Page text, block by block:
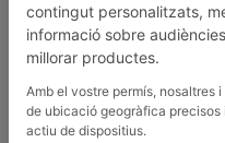
17/10/2025
contingut personalitzats,
informació sobre
millorar productes.
Amb el vostre permís, nosaltres
de ubicació geogràfica
actiu de dispositius.